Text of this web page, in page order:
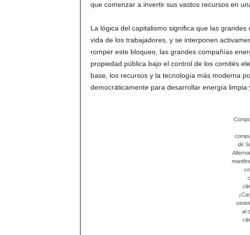
que comenzar a invertir sus vastos recursos en
La lógica del capitalismo significa que las
vida de los trabajadores, y se interponen
romper este bloqueo, las grandes compañías
propiedad pública bajo el control de los comités
base, los recursos y la tecnología más moderna
democráticamente para desarrollar energía limpia
de
al